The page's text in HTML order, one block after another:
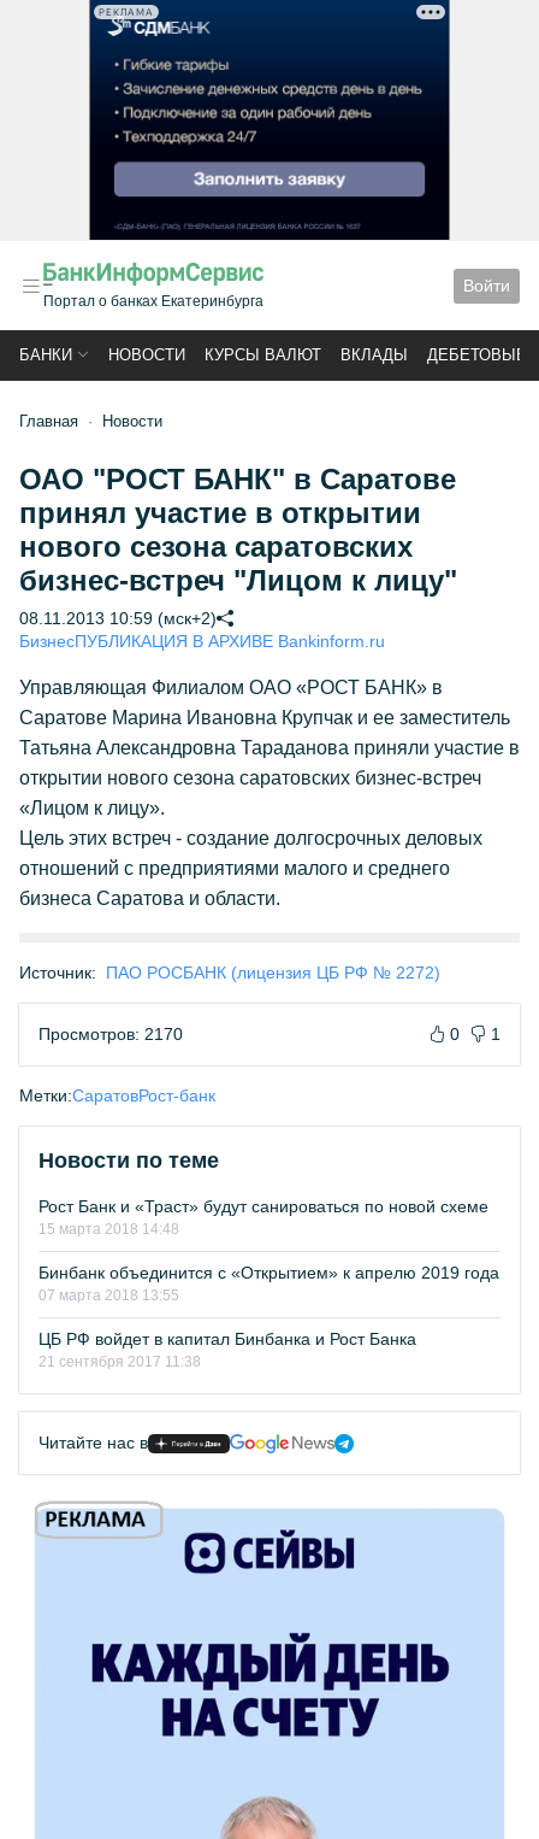
РЕКЛАМА
Портал о банках Екатеринбурга
Войти
БАНКИ НОВОСТИ КУРСЫ ВАЛЮТ ВКЛАДЫ ДЕБЕТОВЫЕ
Главная Новости
ОАО "РОСТ БАНК" в Саратове
принял участие в открытии
нового сезона саратовских
бизнес-встреч "Лицом к лицу"
08.11.2013 10:59 (мск+2)
БизнесПУБЛИКАЦИЯ В АРХИВЕ Bankinform.ru
Управляющая Филиалом ОАО «РОСТ БАНК» в
Саратове Марина Ивановна Крупчак и ее заместитель
Татьяна Александровна Тараданова приняли участие в
открытии нового сезона саратовских бизнес-встреч
«Лицом к лицу».
Цель этих встреч - создание долгосрочных деловых
отношений с предприятиями малого и среднего
бизнеса Саратова и области.
Источник: ПАО РОСБАНК (лицензия ЦБ РФ № 2272)
Просмотров: 2170 0 1
Метки:СаратовРост-банк
Новости по теме
Рост Банк и «Траст» будут санироваться по новой схеме
15 марта 2018 14:48
Бинбанк объединится с «Открытием» к апрелю 2019 года
07 марта 2018 13:55
ЦБ РФ войдет в капитал Бинбанка и Рост Банка
21 сентября 2017 11:38
Читайте нас в